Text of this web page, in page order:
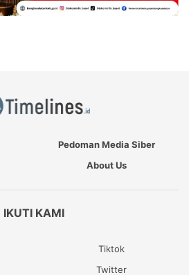
Pedoman Media Siber
About Us
IKUTI KAMI
Tiktok
Twitter